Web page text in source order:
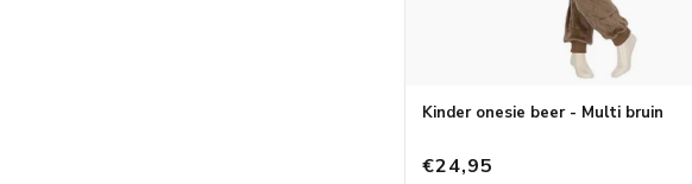
Kinder onesie beer - Multi bruin
€24,95